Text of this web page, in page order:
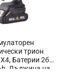
трион
Батерии 2бр.
Дължина на